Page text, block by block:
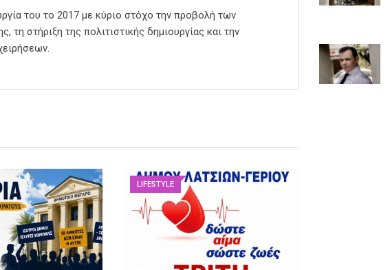
του το 2017 με κύριο στόχο την προβολή των
τη στήριξη της πολιτιστικής δημιουργίας και την
LIFESTYLE